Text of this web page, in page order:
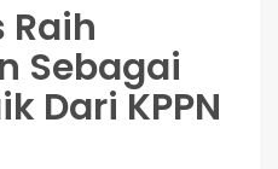
Raih
Sebagai
Dari KPPN